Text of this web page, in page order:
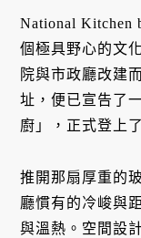
National Kitchen
個極具野心的文
院與市政廳改建
址，便已宣告了
廚」，正式登上
推開那扇厚重的
廳慣有的冷峻與
與溫熱。空間設